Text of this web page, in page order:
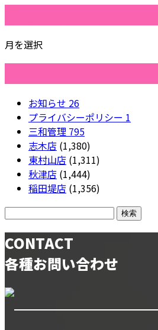
月を選択
お知らせ 26
プライバシーポリシー 1
三和管理 795
志木店 (1,380)
東村山店 (1,311)
秋津店 (1,444)
稲田堤店 (1,356)
CONTACT
各種お問い合わせ